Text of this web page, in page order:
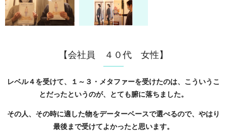
【会社員 ４０代 女性】
レベル４を受けて、１～３・メタファーを受けたのは、こういうこ
とだったというのが、とても腑に落ちました。
その人、その時に適した物をデーターベースで選べるので、やはり
最後まで受けてよかったと思います。